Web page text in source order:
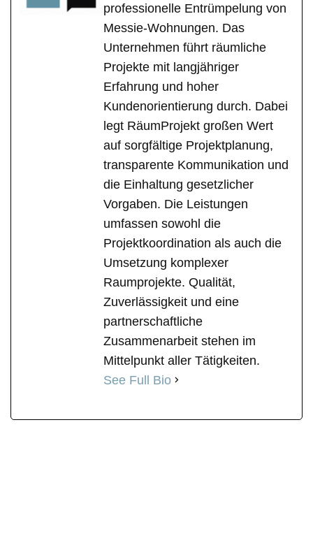
professionelle Entrümpelung von
Messie-Wohnungen. Das
Unternehmen führt räumliche
Projekte mit langjähriger
Erfahrung und hoher
Kundenorientierung durch. Dabei
legt RäumProjekt großen Wert
auf sorgfältige Projektplanung,
transparente Kommunikation und
die Einhaltung gesetzlicher
Vorgaben. Die Leistungen
umfassen sowohl die
Projektkoordination als auch die
Umsetzung komplexer
Raumprojekte. Qualität,
Zuverlässigkeit und eine
partnerschaftliche
Zusammenarbeit stehen im
Mittelpunkt aller Tätigkeiten.
See Full Bio